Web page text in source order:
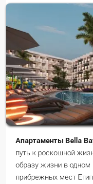
Апартаменты Bella
путь к роскошной
образу жизни в
прибрежных мест